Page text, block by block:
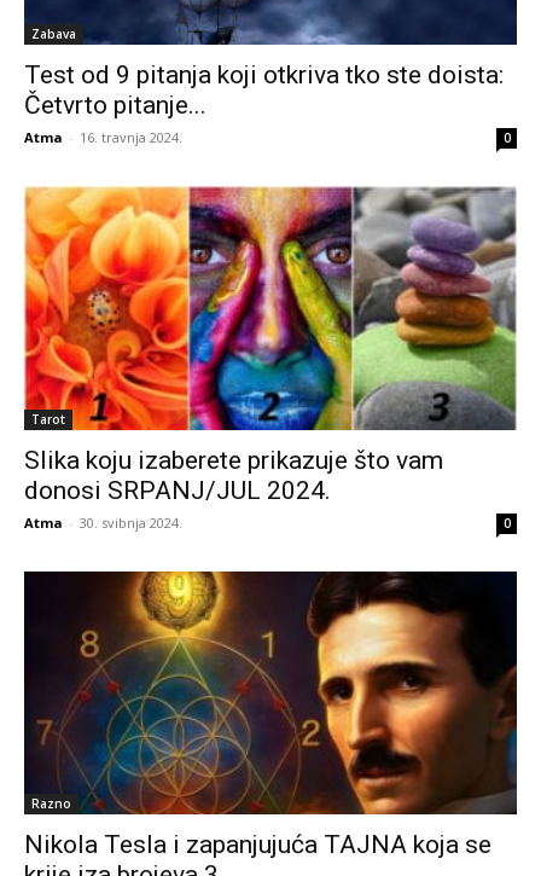
Zabava
Test od 9 pitanja koji otkriva tko ste doista:
Četvrto pitanje...
Atma - 16. travnja 2024. 0
Tarot
Slika koju izaberete prikazuje što vam
donosi SRPANJ/JUL 2024.
Atma - 30. svibnja 2024. 0
Razno
Nikola Tesla i zapanjujuća TAJNA koja se